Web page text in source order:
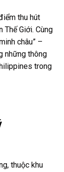
thu hút
Giới. Cùng
châu” –
những thông
trong
thuộc khu